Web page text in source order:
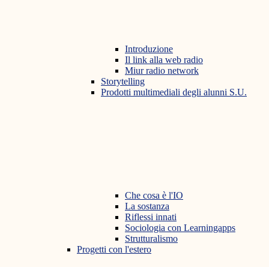
Introduzione
Il link alla web radio
Miur radio network
Storytelling
Prodotti multimediali degli alunni S.U.
Che cosa è l'IO
La sostanza
Riflessi innati
Sociologia con Learningapps
Strutturalismo
Progetti con l'estero